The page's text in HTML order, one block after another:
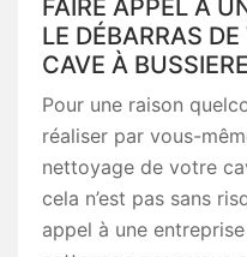
FAIRE APPEL À
LE DÉBARRAS
CAVE À
Pour une raison
réaliser par vous-
nettoyage de votre
cela n’est pas sans
appel à une